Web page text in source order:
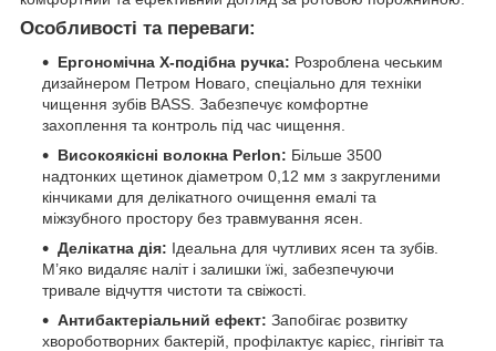
Особливості та переваги:
Ергономічна X-подібна ручка: Розроблена чеським
дизайнером Петром Новаго, спеціально для техніки
чищення зубів BASS. Забезпечує комфортне
захоплення та контроль під час чищення.
Високоякісні волокна Perlon: Більше 3500
надтонких щетинок діаметром 0,12 мм з закругленими
кінчиками для делікатного очищення емалі та
міжзубного простору без травмування ясен.
Делікатна дія: Ідеальна для чутливих ясен та зубів.
М’яко видаляє наліт і залишки їжі, забезпечуючи
тривале відчуття чистоти та свіжості.
Антибактеріальний ефект: Запобігає розвитку
хвороботворних бактерій, профілактує карієс, гінгівіт та